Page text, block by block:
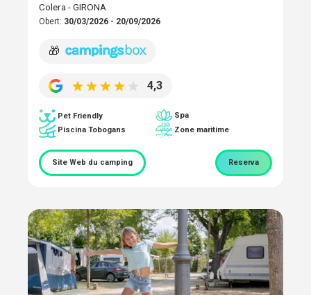
Colera - GIRONA
Obert: 30/03/2026 - 20/09/2026
🎁
4,3
Pet Friendly
Spa
Piscina Tobogans
Zone maritime
Site Web du camping Reserva